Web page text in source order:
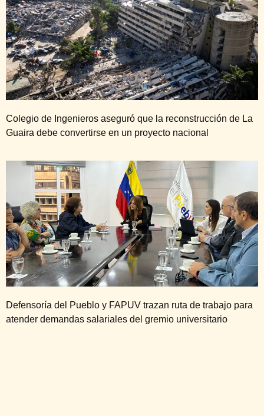
Colegio de Ingenieros aseguró que la reconstrucción de La
Guaira debe convertirse en un proyecto nacional
Defensoría del Pueblo y FAPUV trazan ruta de trabajo para
atender demandas salariales del gremio universitario